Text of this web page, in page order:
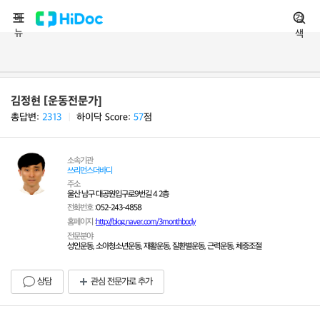
메
뉴
검
색
김정현 [운동전문가]
총답변: 2313 하이닥 Score: 57점
소속기관
쓰리먼스더바디
주소
울산 남구 대공원입구로9번길 4 2층
전화번호 :052-243-4858
홈페이지 :http://blog.naver.com/3monthbody
전문분야
성인운동, 소아청소년운동, 재활운동, 질환별운동, 근력운동, 체중조절
상담 관심 전문가로 추가